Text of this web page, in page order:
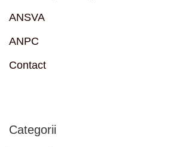
ANSVA
ANPC
Contact
Categorii